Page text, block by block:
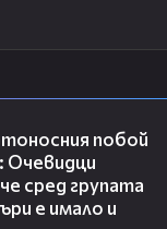
побой
Очевидци
сред групата
е имало и